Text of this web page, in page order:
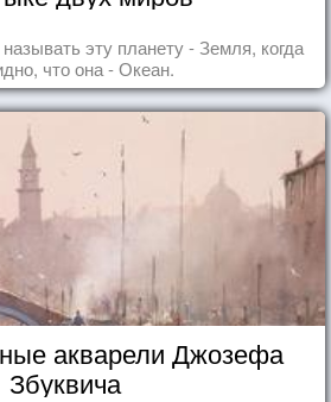
эту планету - Земля, когда
что она - Океан.
акварели Джозефа
Збуквича